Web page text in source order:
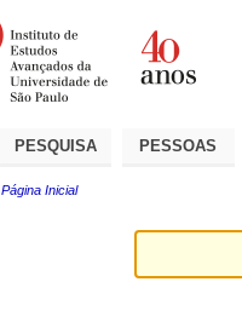
PESQUISA PESSOAS
Página Inicial